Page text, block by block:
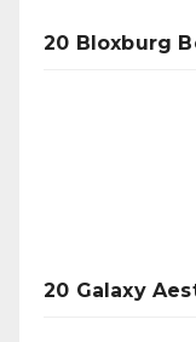
20 Bloxburg
20 Galaxy